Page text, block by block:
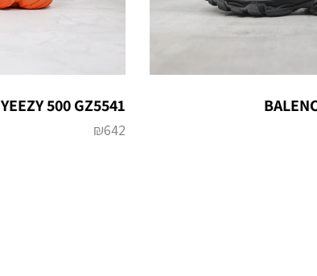
YEEZY 500 GZ5541
₪642